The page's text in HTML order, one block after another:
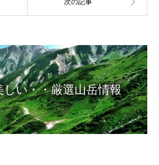
しい・・厳選山岳情報